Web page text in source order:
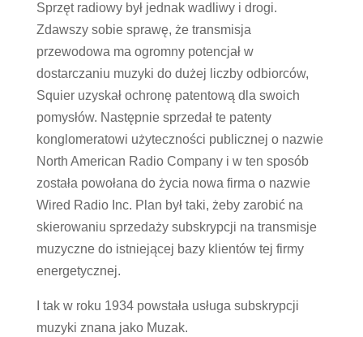
Sprzęt radiowy był jednak wadliwy i drogi.
Zdawszy sobie sprawę, że transmisja
przewodowa ma ogromny potencjał w
dostarczaniu muzyki do dużej liczby odbiorców,
Squier uzyskał ochronę patentową dla swoich
pomysłów. Następnie sprzedał te patenty
konglomeratowi użyteczności publicznej o nazwie
North American Radio Company i w ten sposób
została powołana do życia nowa firma o nazwie
Wired Radio Inc. Plan był taki, żeby zarobić na
skierowaniu sprzedaży subskrypcji na transmisje
muzyczne do istniejącej bazy klientów tej firmy
energetycznej.
I tak w roku 1934 powstała usługa subskrypcji
muzyki znana jako Muzak.